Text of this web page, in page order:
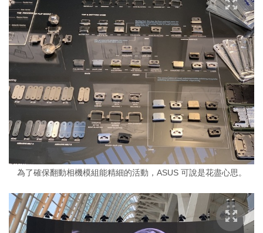
為了確保翻動相機模組能精細的活動，ASUS 可說是花盡心思。